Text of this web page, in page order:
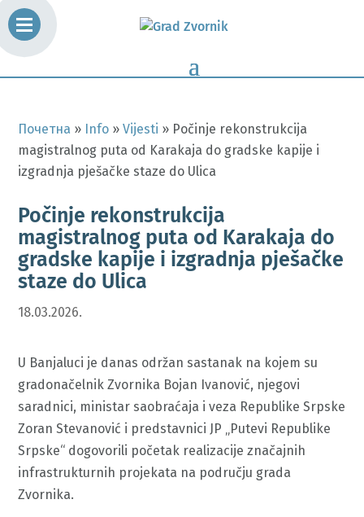
Почетна » Info »Vijesti » Počinje rekonstrukcija
magistralnog puta od Karakaja do gradske kapije i
izgradnja pješačke staze do Ulica
Počinje rekonstrukcija
magistralnog puta od Karakaja do
gradske kapije i izgradnja pješačke
staze do Ulica
18.03.2026.
U Banjaluci je danas održan sastanak na kojem su
gradonačelnik Zvornika Bojan Ivanović, njegovi
saradnici, ministar saobraćaja i veza Republike Srpske
Zoran Stevanović i predstavnici JP „Putevi Republike
Srpske“ dogovorili početak realizacije značajnih
infrastrukturnih projekata na području grada
Zvornika.